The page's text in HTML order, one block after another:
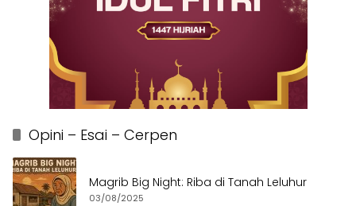
Opini – Esai – Cerpen
Magrib Big Night: Riba di Tanah Leluhur
03/08/2025